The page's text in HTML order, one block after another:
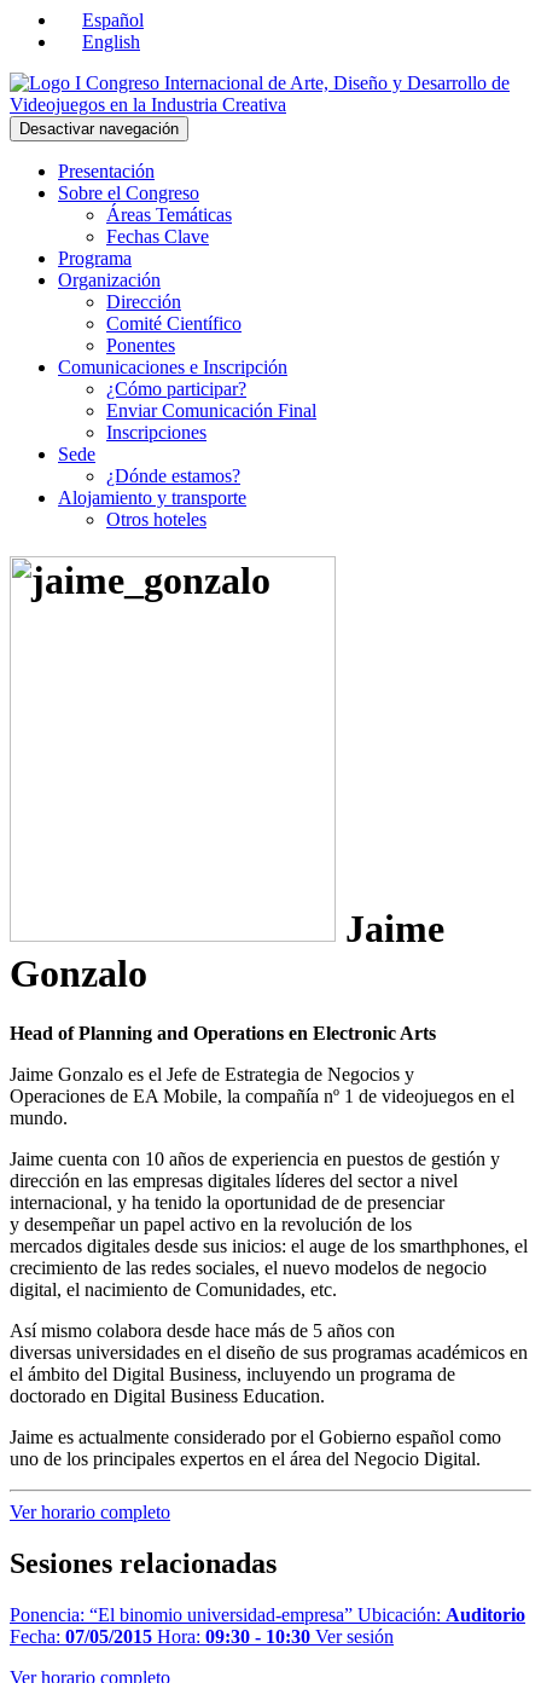
Español
English
Desactivar navegación
Presentación
Sobre el Congreso
Áreas Temáticas
Fechas Clave
Programa
Organización
Dirección
Comité Científico
Ponentes
Comunicaciones e Inscripción
¿Cómo participar?
Enviar Comunicación Final
Inscripciones
Sede
¿Dónde estamos?
Alojamiento y transporte
Otros hoteles
Jaime
Gonzalo
Head of Planning and Operations en Electronic Arts
Jaime Gonzalo es el Jefe de Estrategia de Negocios y
Operaciones de EA Mobile, la compañía nº 1 de videojuegos en el
mundo.
Jaime cuenta con 10 años de experiencia en puestos de gestión y
dirección en las empresas digitales líderes del sector a nivel
internacional, y ha tenido la oportunidad de de presenciar
y desempeñar un papel activo en la revolución de los
mercados digitales desde sus inicios: el auge de los smarthphones, el
crecimiento de las redes sociales, el nuevo modelos de negocio
digital, el nacimiento de Comunidades, etc.
Así mismo colabora desde hace más de 5 años con
diversas universidades en el diseño de sus programas académicos en
el ámbito del Digital Business, incluyendo un programa de
doctorado en Digital Business Education.
Jaime es actualmente considerado por el Gobierno español como
uno de los principales expertos en el área del Negocio Digital.
Ver horario completo
Sesiones relacionadas
Ponencia: “El binomio universidad-empresa” Ubicación: Auditorio
Fecha: 07/05/2015 Hora: 09:30 - 10:30 Ver sesión
Ver horario completo